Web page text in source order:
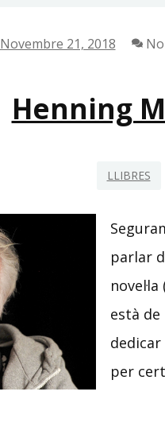
Novembre 21, 2018 No
Henning
LLIBRES
parlar
està de
dedicar
per